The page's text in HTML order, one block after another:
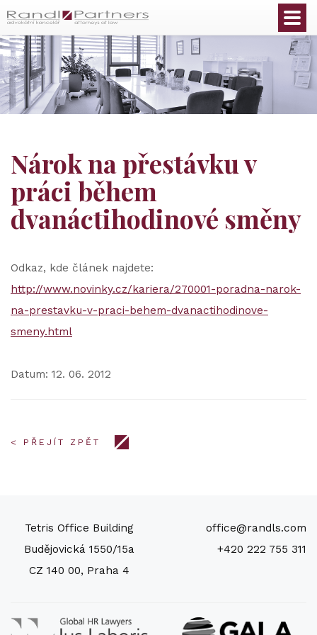
Nárok na přestávku v
práci během
dvanáctihodinové směny
Odkaz, kde článek najdete:
http://www.novinky.cz/kariera/270001-poradna-narok-
na-prestavku-v-praci-behem-dvanactihodinove-
smeny.html
Datum: 12. 06. 2012
< PŘEJÍT ZPĚT
Tetris Office Building
Budějovická 1550/15a
CZ 140 00, Praha 4
office@randls.com
+420 222 755 311
Čeština